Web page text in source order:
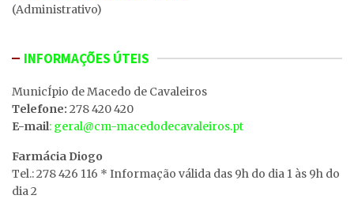
(Administrativo)
INFORMAÇÕES ÚTEIS
MunicÍpio de Macedo de Cavaleiros
Telefone: 278 420 420
E-mail: geral@cm-macedodecavaleiros.pt
Farmácia Diogo
Tel.: 278 426 116 * Informação válida das 9h do dia 1 às 9h do
dia 2